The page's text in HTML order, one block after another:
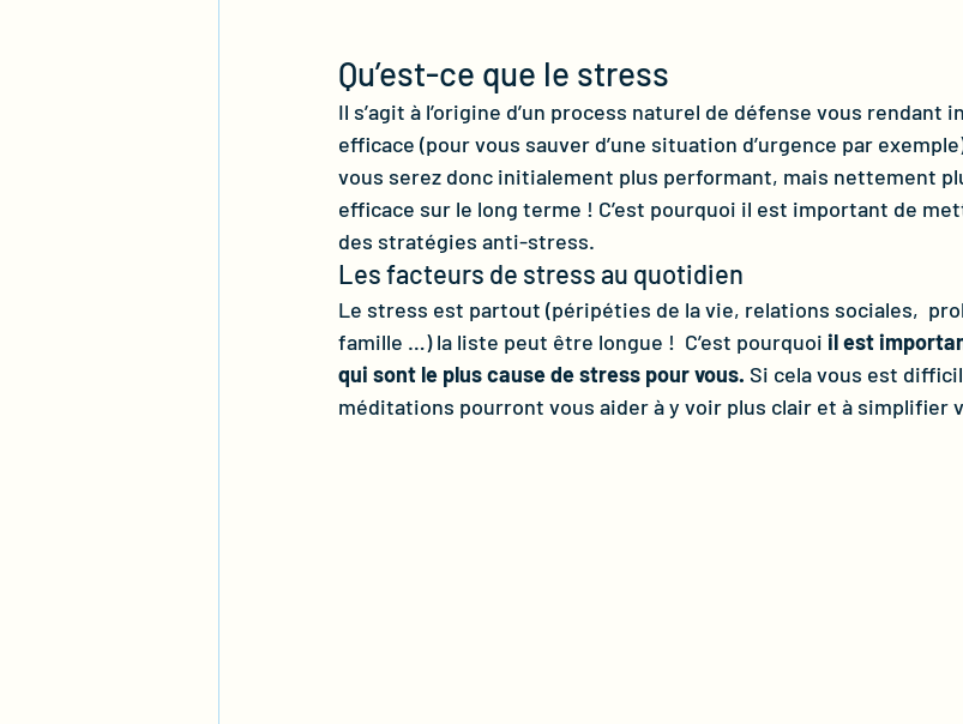
Qu’est-ce que le stress
Il s’agit à l’origine d’un process naturel de défense vous rendant
efficace (pour vous sauver d’une situation d’urgence par
vous serez donc initialement plus performant, mais nettement
efficace sur le long terme ! C’est pourquoi il est important de
des stratégies anti-stress.
Les facteurs de stress au quotidien
Le stress est partout (péripéties de la vie, relations sociales,
famille …) la liste peut être longue !  C’est pourquoi il est
qui sont le plus cause de stress pour vous. Si cela vous est
méditations pourront vous aider à y voir plus clair et à simplifier